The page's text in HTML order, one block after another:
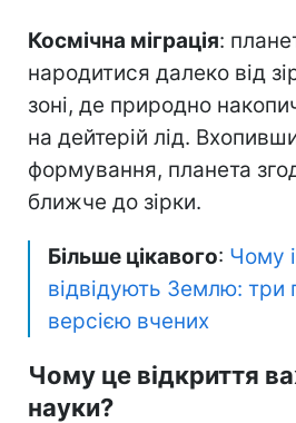
Космічна міграція:
народитися далеко від
зоні, де природно
на дейтерій лід.
формування, планета
ближче до зірки.
Більше цікавого: Чому
відвідують Землю: три
версією вчених
Чому це відкриття
науки?